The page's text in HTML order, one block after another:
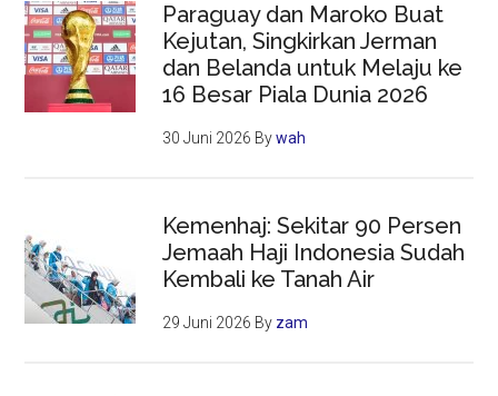
Paraguay dan Maroko Buat
Kejutan, Singkirkan Jerman
dan Belanda untuk Melaju ke
16 Besar Piala Dunia 2026
30 Juni 2026 Bywah
Kemenhaj: Sekitar 90 Persen
Jemaah Haji Indonesia Sudah
Kembali ke Tanah Air
29 Juni 2026 By zam